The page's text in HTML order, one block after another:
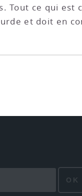
Tout ce qui
et doit en
OK